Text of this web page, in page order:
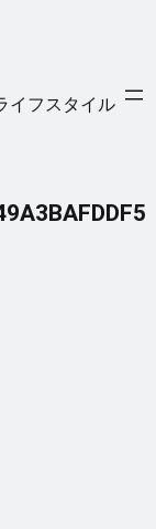
イフスタイル